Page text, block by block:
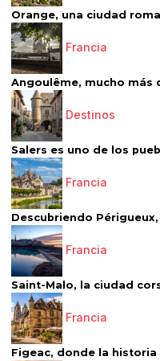
Orange, una ciudad
Francia
Angoulême, mucho más
Destinos
Salers es uno de los
Francia
Descubriendo
Francia
Saint-Malo, la ciudad
Francia
Figeac, donde la historia